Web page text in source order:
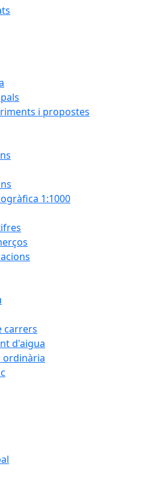
i propostes
1:1000
carrers
d'aigua
ordinària